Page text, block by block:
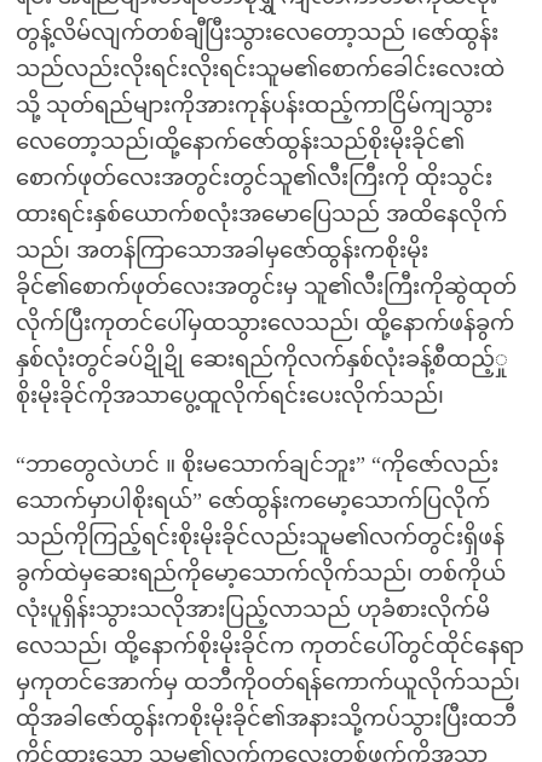
တွန့်လိမ်လျက်တစ်ချီပြီးသွားလေတော့သည် ၊ဇော်ထွန်း
သည်လည်းလိုးရင်းလိုးရင်းသူမ၏စောက်ခေါင်းလေးထဲ
သို့ သုတ်ရည်များကိုအားကုန်ပန်းထည့်ကာငြိမ်ကျသွား
လေတော့သည်၊ထို့နောက်ဇော်ထွန်းသည်စိုးမိုးခိုင်၏
စောက်ဖုတ်လေးအတွင်းတွင်သူ၏လီးကြီးကို ထိုးသွင်း
ထားရင်းနှစ်ယောက်စလုံးအမောပြေသည် အထိနေလိုက်
သည်၊ အတန်ကြာသောအခါမှဇော်ထွန်းကစိုးမိုး
ခိုင်၏စောက်ဖုတ်လေးအတွင်းမှ သူ၏လီးကြီးကိုဆွဲထုတ်
လိုက်ပြီးကုတင်ပေါ်မှထသွားလေသည်၊ ထို့နောက်ဖန်ခွက်
နှစ်လုံးတွင်ခပ်ဍိုဍို ဆေးရည်ကိုလက်နှစ်လုံးခန့်စီထည့်ှု
စိုးမိုးခိုင်ကိုအသာပွေ့ထူလိုက်ရင်းပေးလိုက်သည်၊
“ဘာတွေလဲဟင် ။ စိုးမသောက်ချင်ဘူး” “ကိုဇော်လည်း
သောက်မှာပါစိုးရယ်” ဇော်ထွန်းကမော့သောက်ပြလိုက်
သည်ကိုကြည့်ရင်းစိုးမိုးခိုင်လည်းသူမ၏လက်တွင်းရှိဖန်
ခွက်ထဲမှဆေးရည်ကိုမော့သောက်လိုက်သည်၊ တစ်ကိုယ်
လုံးပူရှိန်းသွားသလိုအားပြည့်လာသည် ဟုခံစားလိုက်မိ
လေသည်၊ ထို့နောက်စိုးမိုးခိုင်က ကုတင်ပေါ်တွင်ထိုင်နေရာ
မှကုတင်အောက်မှ ထဘီကိုဝတ်ရန်ကောက်ယူလိုက်သည်၊
ထိုအခါဇော်ထွန်းကစိုးမိုးခိုင်၏အနားသို့ကပ်သွားပြီးထဘီ
ကိုင်ထားသော သူမ၏လက်ကလေးတစ်ဖက်ကိုအသာ